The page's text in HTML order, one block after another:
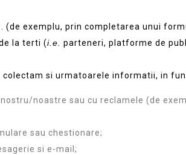
exemplu, prin completarea unui
la terti (i.e.
parteneri, platforme de
si urmatoarele informatii, in
noastre sau cu reclamele (de
sau chestionare;
si e-mail;